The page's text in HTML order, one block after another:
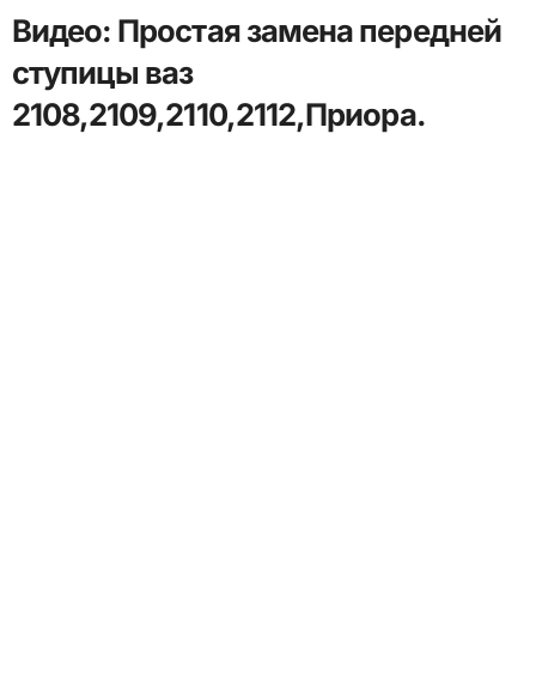
Видео: Простая замена передней
ступицы ваз
2108,2109,2110,2112,Приора.